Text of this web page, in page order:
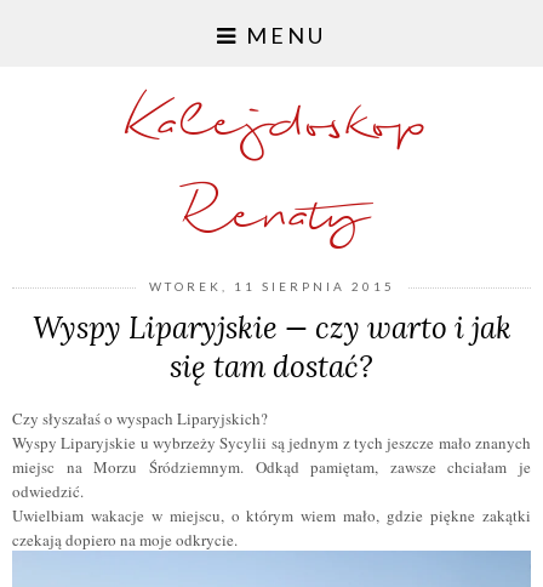
MENU
Kalejdoskop
Renaty
WTOREK, 11 SIERPNIA 2015
Wyspy Liparyjskie — czy warto i jak
się tam dostać?
Czy słyszałaś o wyspach Liparyjskich?
Wyspy Liparyjskie u wybrzeży Sycylii są jednym z tych jeszcze mało znanych
miejsc na Morzu Śródziemnym. Odkąd pamiętam, zawsze chciałam je
odwiedzić.
Uwielbiam wakacje w miejscu, o którym wiem mało, gdzie piękne zakątki
czekają dopiero na moje odkrycie.